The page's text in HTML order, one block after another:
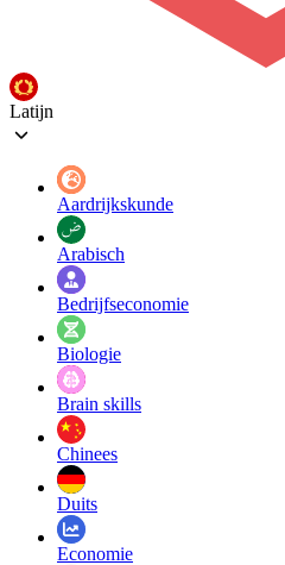
Latijn
Aardrijkskunde
Arabisch
Bedrijfseconomie
Biologie
Brain skills
Chinees
Duits
Economie